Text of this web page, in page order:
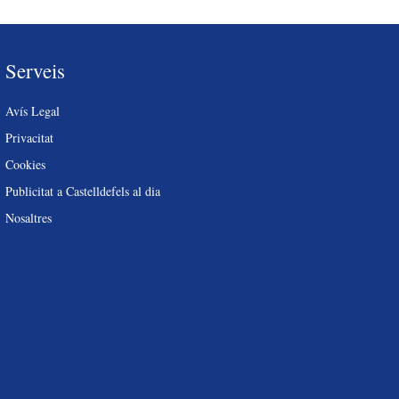
Serveis
Avís Legal
Privacitat
Cookies
Publicitat a Castelldefels al dia
Nosaltres